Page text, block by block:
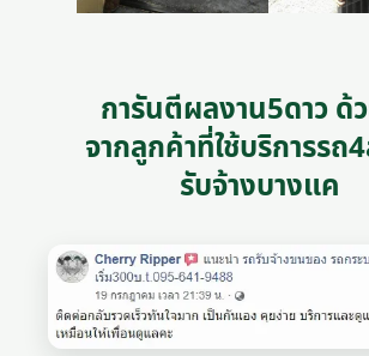
การันตีผลงาน5ดาว ด้
จากลูกค้าที่ใช้บริการรถ
รับจ้างบางแค